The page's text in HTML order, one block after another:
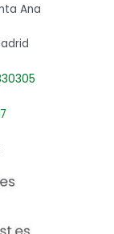
Ana